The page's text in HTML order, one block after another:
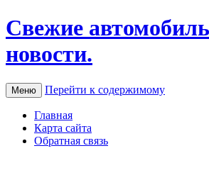
Свежие
новости.
Меню Перейти к содержимому
Главная
Карта сайта
Обратная связь